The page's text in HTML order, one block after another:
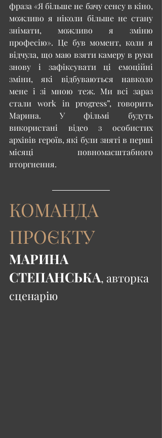
фраза «Я більше не бачу сенсу в кіно,
можливо я ніколи більше не стану
знімати, можливо я зміню
професію». Це був момент, коли я
відчула, що маю взяти камеру в руки
знову і зафіксувати ці емоційні
зміни, які відбуваються навколо
мене і зі мною теж. Ми всі зараз
стали work in progress”, говорить
Марина. У фільмі будуть
використані відео з особистих
архівів героїв, які були зняті в перші
місяці повномасштабного
вторгнення.
КОМАНДА
ПРОЄКТУ
МАРИНА
СТЕПАНСЬКА, авторка
сценарію